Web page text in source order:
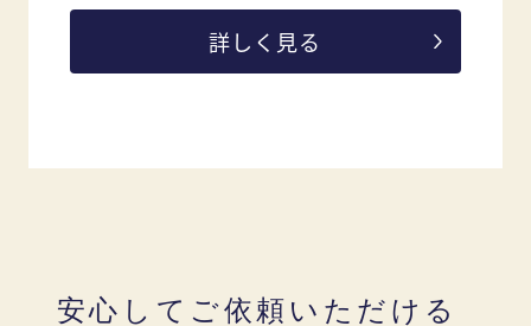
詳しく見る
安心してご依頼いただける